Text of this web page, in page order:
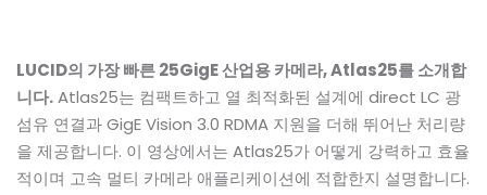
LUCID의 가장 빠른 25GigE 산업용 카메라, Atlas25를 소개합
니다.Atlas25는 컴팩트하고 열 최적화된 설계에 direct LC 광
섬유 연결과 GigE Vision 3.0 RDMA 지원을 더해 뛰어난 처리량
을 제공합니다. 이 영상에서는 Atlas25가 어떻게 강력하고 효율
적이며 고속 멀티 카메라 애플리케이션에 적합한지 설명합니다.